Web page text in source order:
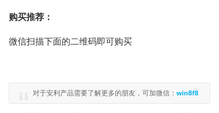
购买推荐：
微信扫描下面的二维码即可购买
对于安利产品需要了解更多的朋友，可加微信： win8f8